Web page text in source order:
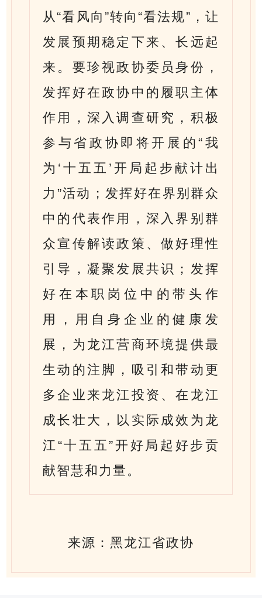
从“看风向”转向“看法规”，让
发展预期稳定下来、长远起
来。要珍视政协委员身份，
发挥好在政协中的履职主体
作用，深入调查研究，积极
参与省政协即将开展的“我
为‘十五五’开局起步献计出
力”活动；发挥好在界别群众
中的代表作用，深入界别群
众宣传解读政策、做好理性
引导，凝聚发展共识；发挥
好在本职岗位中的带头作
用，用自身企业的健康发
展，为龙江营商环境提供最
生动的注脚，吸引和带动更
多企业来龙江投资、在龙江
成长壮大，以实际成效为龙
江“十五五”开好局起好步贡
献智慧和力量。
来源：黑龙江省政协